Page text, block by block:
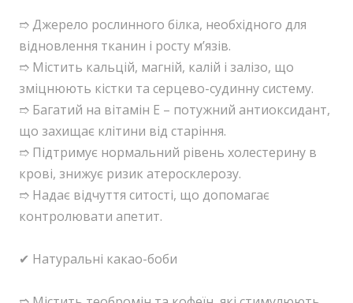
➱ Джерело рослинного білка, необхідного для
відновлення тканин і росту м’язів.
➱ Містить кальцій, магній, калій і залізо, що
зміцнюють кістки та серцево-судинну систему.
➱ Багатий на вітамін Е – потужний антиоксидант,
що захищає клітини від старіння.
➱ Підтримує нормальний рівень холестерину в
крові, знижує ризик атеросклерозу.
➱ Надає відчуття ситості, що допомагає
контролювати апетит.
✔ Натуральні какао-боби